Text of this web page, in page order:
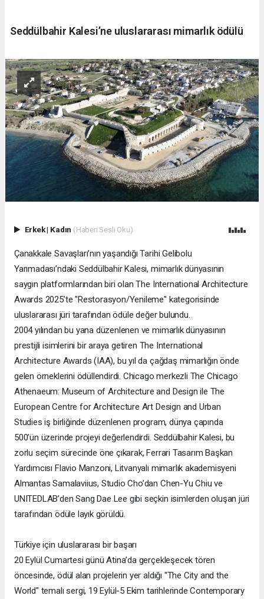
Seddülbahir Kalesi’ne uluslararası mimarlık ödülü
Erkek| Kadın (Haberi Sesli Oku)
Çanakkale Savaşları’nın yaşandığı Tarihi Gelibolu
Yarımadası’ndaki Seddülbahir Kalesi, mimarlık dünyasının
saygın platformlarından biri olan The International Architecture
Awards 2025’te "Restorasyon/Yenileme" kategorisinde
uluslararası jüri tarafından ödüle değer bulundu.
2004 yılından bu yana düzenlenen ve mimarlık dünyasının
prestijli isimlerini bir araya getiren The International
Architecture Awards (IAA), bu yıl da çağdaş mimarlığın önde
gelen örneklerini ödüllendirdi. Chicago merkezli The Chicago
Athenaeum: Museum of Architecture and Design ile The
European Centre for Architecture Art Design and Urban
Studies iş birliğinde düzenlenen program, dünya çapında
500’ün üzerinde projeyi değerlendirdi. Seddülbahir Kalesi, bu
zorlu seçim sürecinde öne çıkarak, Ferrari Tasarım Başkan
Yardımcısı Flavio Manzoni, Litvanyalı mimarlık akademisyeni
Almantas Samalaviius, Studio Cho’dan Chen-Yu Chiu ve
UNITEDLAB’den Sang Dae Lee gibi seçkin isimlerden oluşan jüri
tarafından ödüle layık görüldü.
Türkiye için uluslararası bir başarı
20 Eylül Cumartesi günü Atina’da gerçekleşecek tören
öncesinde, ödül alan projelerin yer aldığı "The City and the
World" temalı sergi, 19 Eylül-5 Ekim tarihlerinde Contemporary